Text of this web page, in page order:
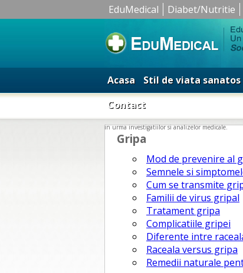
EduMedical Diabet/Nutritie
Acasa Stil de viata sanatos
Contact
in urma investigatiilor si analizelor medicale.
Gripa
Mod de prevenire al
Semnele si
Cum se transmite
Familii de virus gripal
Tratament gripa
Complicatiile gripei
Diferente intre
Raceala versus gripa
Remedii naturale